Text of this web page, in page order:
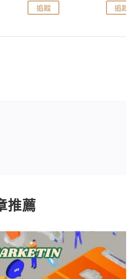
追蹤 追蹤
推薦